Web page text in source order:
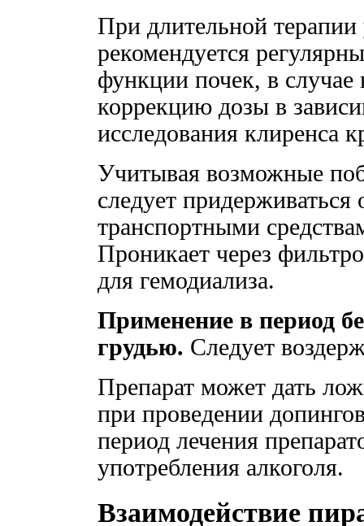
При длительной терапии
рекомендуется
функции почек, в случае
коррекцию дозы в
исследования клиренса
Учитывая возможные
следует
транспортными
Проникает через
для гемодиализа.
Применение в период
грудью. Следует
Препарат может дать
при проведении
период лечения
употребления алкоголя.
Взаимодействие